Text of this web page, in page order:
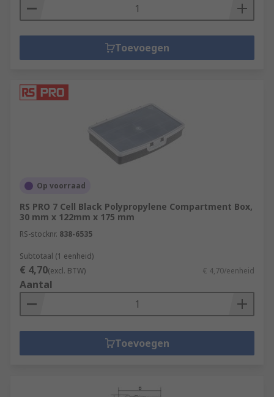
Toevoegen
Op voorraad
RS PRO 7 Cell Black Polypropylene Compartment Box,
30 mm x 122mm x 175 mm
RS-stocknr. 838-6535
Subtotaal (1 eenheid)
€ 4,70(excl. BTW) € 4,70/eenheid
Aantal
Toevoegen